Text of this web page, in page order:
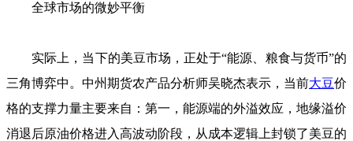
全球市场的微妙平衡
实际上，当下的美豆市场，正处于“能源、粮食与货币”的
三角博弈中。中州期货农产品分析师吴晓杰表示，当前大豆价
格的支撑力量主要来自：第一，能源端的外溢效应，地缘溢价
消退后原油价格进入高波动阶段，从成本逻辑上封锁了美豆的